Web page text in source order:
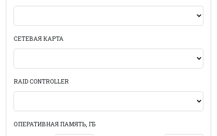
СЕТЕВАЯ КАРТА
RAID CONTROLLER
ОПЕРАТИВНАЯ ПАМЯТЬ, ГБ